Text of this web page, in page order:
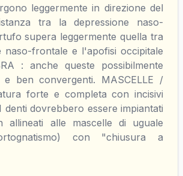
leggermente in direzione del
tra la depressione naso-
supera leggermente quella tra
naso-frontale e l'apofisi occipitale
: anche queste possibilmente
e ben convergenti. MASCELLE /
forte e completa con incisivi
denti dovrebbero essere impiantati
allineati alle mascelle di uguale
con "chiusura a